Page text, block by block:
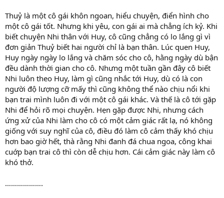
Thuỷ là một cô gái khôn ngoan, hiểu chuyện, điển hình cho
một cô gái tốt. Nhưng khi yêu, con gái ai mà chẳng ích kỷ. Khi
biết chuyện Nhi thân với Huy, cô cũng chẳng có lo lắng gì vì
đơn giản Thuỷ biết hai người chỉ là bạn thân. Lúc quen Huy,
Huy ngày ngày lo lắng và chăm sóc cho cô, hằng ngày dù bận
đều dành thời gian cho cô. Nhưng một tuần gần đây cô biết
Nhi luôn theo Huy, làm gì cũng nhắc tới Huy, dù có là con
người độ lượng cỡ mấy thì cũng không thể nào chịu nổi khi
bạn trai mình luôn đi với một cô gái khác. Và thế là cô tới gặp
Nhi để hỏi rõ mọi chuyện. Hẹn gặp được Nhi, nhưng cách
ứng xử của Nhi làm cho cô có một cảm giác rất lạ, nó không
giống với suy nghĩ của cô, điều đó làm cô cảm thấy khó chịu
hơn bao giờ hết, thà rằng Nhi đanh đá chua ngoa, công khai
cuớp bạn trai cô thì còn dễ chịu hơn. Cái cảm giác này làm cô
khó thở.
……………….